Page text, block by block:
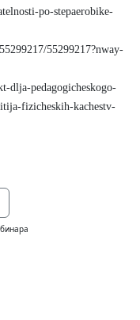
po-stepaerobike-
55299217?nway-
dlja-pedagogicheskogo-
fizicheskih-kachestv-